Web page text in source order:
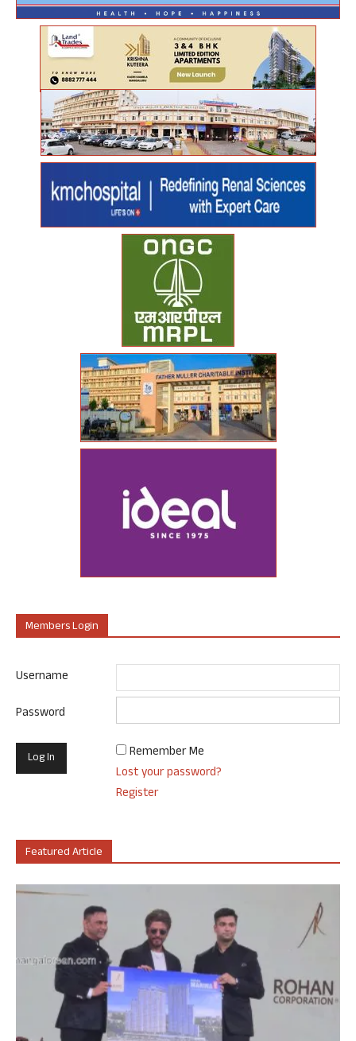
Members Login
Username
Password
Remember Me
Lost your password?
Register
Featured Article